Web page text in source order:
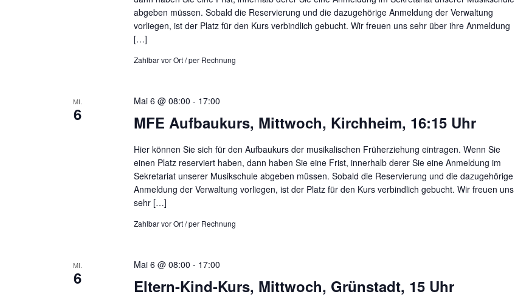
abgeben müssen. Sobald die Reservierung und die dazugehörige Anmeldung der Verwaltung
vorliegen, ist der Platz für den Kurs verbindlich gebucht. Wir freuen uns sehr über ihre Anmeldung
[…]
Zahlbar vor Ort / per Rechnung
MI.
6 MFE Aufbaukurs, Mittwoch, Kirchheim, 16:15 Uhr
Mai 6 @ 08:00 - 17:00
Hier können Sie sich für den Aufbaukurs der musikalischen Früherziehung eintragen. Wenn Sie
einen Platz reserviert haben, dann haben Sie eine Frist, innerhalb derer Sie eine Anmeldung im
Sekretariat unserer Musikschule abgeben müssen. Sobald die Reservierung und die dazugehörige
Anmeldung der Verwaltung vorliegen, ist der Platz für den Kurs verbindlich gebucht. Wir freuen uns
sehr […]
Zahlbar vor Ort / per Rechnung
MI.
6 Eltern-Kind-Kurs, Mittwoch, Grünstadt, 15 Uhr
Mai 6 @ 08:00 - 17:00